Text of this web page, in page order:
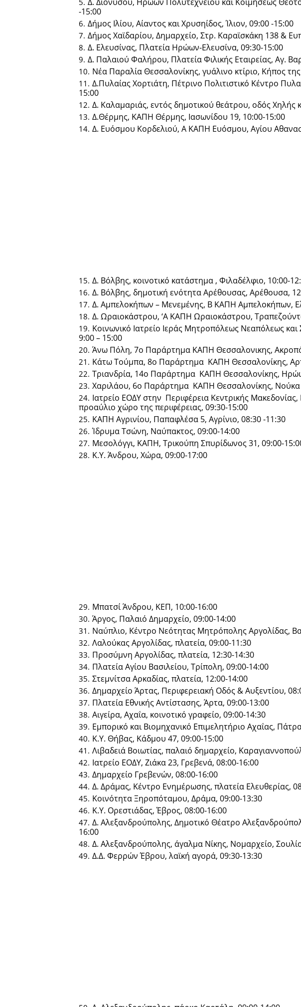
-15:00
Δήμος Ιλίου, Αίαντος και Χρυσηίδος, Ίλιον, 09:00 -15:00
Δήμος Χαϊδαρίου, Δημαρχείο, Στρ. Καραϊσκάκη 138 &
Δ. Ελευσίνας, Πλατεία Ηρώων-Ελευσίνα, 09:30-15:00
Δ. Παλαιού Φαλήρου, Πλατεία Φιλικής Εταιρείας, Αγ.
Νέα Παραλία Θεσσαλονίκης, γυάλινο κτίριο, Κήπος
Δ.Πυλαίας Χορτιάτη, Πέτρινο Πολιτιστικό Κέντρο
15:00
Δ. Καλαμαριάς, εντός δημοτικού θεάτρου, οδός Χηλής
Δ.Θέρμης, ΚΑΠΗ Θέρμης, Ιασωνίδου 19, 10:00-15:00
Δ. Ευόσμου Κορδελιού, Α ΚΑΠΗ Ευόσμου, Αγίου
Δ. Βόλβης, κοινοτικό κατάστημα , Φιλαδέλφιο, 10:00-
Δ. Βόλβης, δημοτική ενότητα Αρέθουσας, Αρέθουσα,
Δ. Αμπελοκήπων – Μενεμένης, Β ΚΑΠΗ Αμπελοκήπων,
Δ. Ωραιοκάστρου, ‘Α ΚΑΠΗ Ωραιοκάστρου,
Κοινωνικό Ιατρείο Ιεράς Μητροπόλεως Νεαπόλεως
9:00 – 15:00
Άνω Πόλη, 7ο Παράρτημα ΚΑΠΗ Θεσσαλονικης,
Κάτω Τούμπα, 8ο Παράρτημα ΚΑΠΗ Θεσσαλονίκης,
Τριανδρία, 14ο Παράρτημα ΚΑΠΗ Θεσσαλονίκης,
Χαριλάου, 6ο Παράρτημα ΚΑΠΗ Θεσσαλονίκης, Νούκα
Ιατρείο ΕΟΔΥ στην Περιφέρεια Κεντρικής
προαύλιο χώρο της περιφέρειας, 09:30-15:00
ΚΑΠΗ Αγρινίου, Παπαφλέσα 5, Αγρίνιο, 08:30 -11:30
Ίδρυμα Τσώνη, Ναύπακτος, 09:00-14:00
Μεσολόγγι, ΚΑΠΗ, Τρικούπη Σπυρίδωνος 31, 09:00-
Κ.Υ. Άνδρου, Χώρα, 09:00-17:00
Μπατσί Άνδρου, ΚΕΠ, 10:00-16:00
Άργος, Παλαιό Δημαρχείο, 09:00-14:00
Ναύπλιο, Κέντρο Νεότητας Μητρόπολης Αργολίδας,
Λαλούκας Αργολίδας, πλατεία, 09:00-11:30
Προσύμνη Αργολίδας, πλατεία, 12:30-14:30
Πλατεία Αγίου Βασιλείου, Τρίπολη, 09:00-14:00
Στεμνίτσα Αρκαδίας, πλατεία, 12:00-14:00
Δημαρχείο Άρτας, Περιφερειακή Οδός & Αυξεντίου,
Πλατεία Εθνικής Αντίστασης, Άρτα, 09:00-13:00
Αιγείρα, Αχαΐα, κοινοτικό γραφείο, 09:00-14:30
Εμπορικό και Βιομηχανικό Επιμελητήριο Αχαΐας,
Κ.Υ. Θήβας, Κάδμου 47, 09:00-15:00
Λιβαδειά Βοιωτίας, παλαιό δημαρχείο,
Ιατρείο ΕΟΔΥ, Ζιάκα 23, Γρεβενά, 08:00-16:00
Δημαρχείο Γρεβενών, 08:00-16:00
Δ. Δράμας, Κέντρο Ενημέρωσης, πλατεία Ελευθερίας,
Κοινότητα Ξηροπόταμου, Δράμα, 09:00-13:30
Κ.Υ. Ορεστιάδας, Έβρος, 08:00-16:00
Δ. Αλεξανδρούπολης, Δημοτικό Θέατρο
16:00
Δ. Αλεξανδρούπολης, άγαλμα Νίκης, Νομαρχείο,
Δ.Δ. Φερρών Έβρου, λαϊκή αγορά, 09:30-13:30